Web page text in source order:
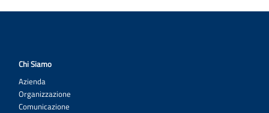
Chi Siamo
Azienda
Organizzazione
Comunicazione